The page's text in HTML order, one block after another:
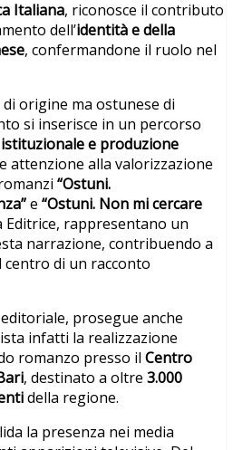
Italiana, riconosce il contributo
dell’identità e della
, confermandone il ruolo nel
origine ma ostunese di
si inserisce in un percorso
e produzione
attenzione alla valorizzazione
“Ostuni.
e “Ostuni. Non mi cercare
Editrice, rappresentano un
narrazione, contribuendo a
centro di un racconto
prosegue anche
infatti la realizzazione
romanzo presso il Centro
, destinato a oltre 3.000
della regione.
la presenza nei media